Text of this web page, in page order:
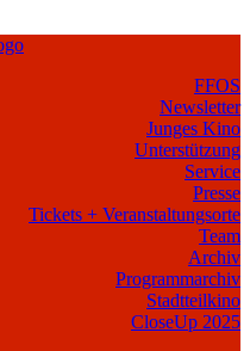
FFOS
Newsletter
Junges Kino
Unterstützung
Service
Presse
Tickets + Veranstaltungsorte
Team
Archiv
Programmarchiv
Stadtteilkino
CloseUp 2025